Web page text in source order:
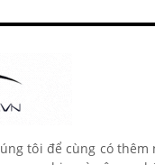
tôi để cùng có